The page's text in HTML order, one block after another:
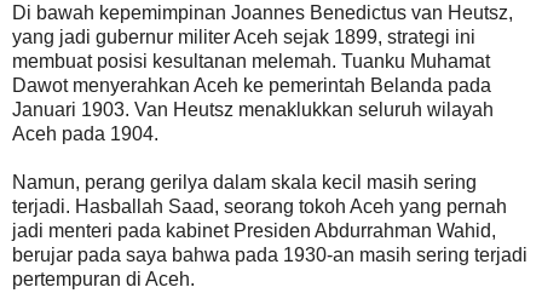
Di bawah kepemimpinan Joannes Benedictus van Heutsz,
yang jadi gubernur militer Aceh sejak 1899, strategi ini
membuat posisi kesultanan melemah. Tuanku Muhamat
Dawot menyerahkan Aceh ke pemerintah Belanda pada
Januari 1903. Van Heutsz menaklukkan seluruh wilayah
Aceh pada 1904.
Namun, perang gerilya dalam skala kecil masih sering
terjadi. Hasballah Saad, seorang tokoh Aceh yang pernah
jadi menteri pada kabinet Presiden Abdurrahman Wahid,
berujar pada saya bahwa pada 1930-an masih sering terjadi
pertempuran di Aceh.